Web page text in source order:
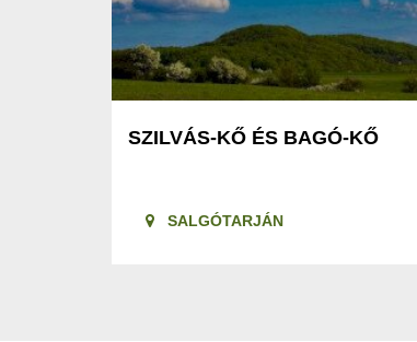
SZILVÁS-KŐ ÉS BAGÓ-KŐ
SALGÓTARJÁN